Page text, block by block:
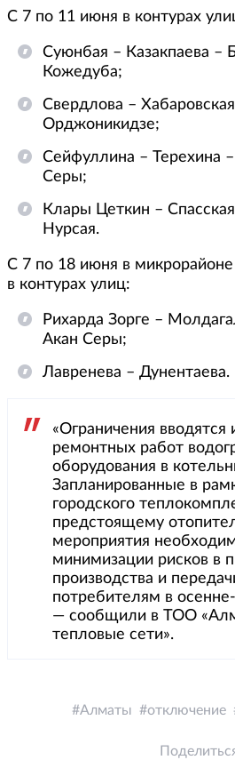
С 7 по 11 июня в контурах
Суюнбая – Казакпаева –
Кожедуба;
Свердлова –
Орджоникидзе;
Сейфуллина – Терехина
Серы;
Клары Цеткин –
Нурсая.
С 7 по 18 июня в
в контурах улиц:
Рихарда Зорге –
Акан Серы;
Лавренева – Дунентаева.
«Ограничения вводятся
ремонтных работ
оборудования в
Запланированные в
городского
предстоящему
мероприятия
минимизации рисков в
производства и
потребителям в
— сообщили в ТОО
тепловые сети».
Алматы отключение